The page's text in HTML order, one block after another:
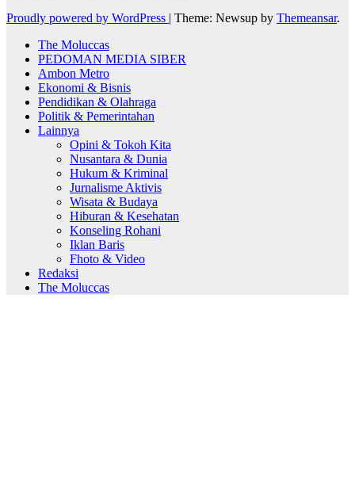
Proudly powered by WordPress | Theme: Newsup by Themeansar.
The Moluccas
PEDOMAN MEDIA SIBER
Ambon Metro
Ekonomi & Bisnis
Pendidikan & Olahraga
Politik & Pemerintahan
Lainnya
Opini & Tokoh Kita
Nusantara & Dunia
Hukum & Kriminal
Jurnalisme Aktivis
Wisata & Budaya
Hiburan & Kesehatan
Konseling Rohani
Iklan Baris
Fhoto & Video
Redaksi
The Moluccas